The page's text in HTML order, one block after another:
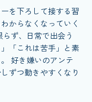
を下ろして接する習
からなくなっていく
ず、日常で出会う
「これは苦手」と素
好き嫌いのアンテ
ずつ動きやすくなり